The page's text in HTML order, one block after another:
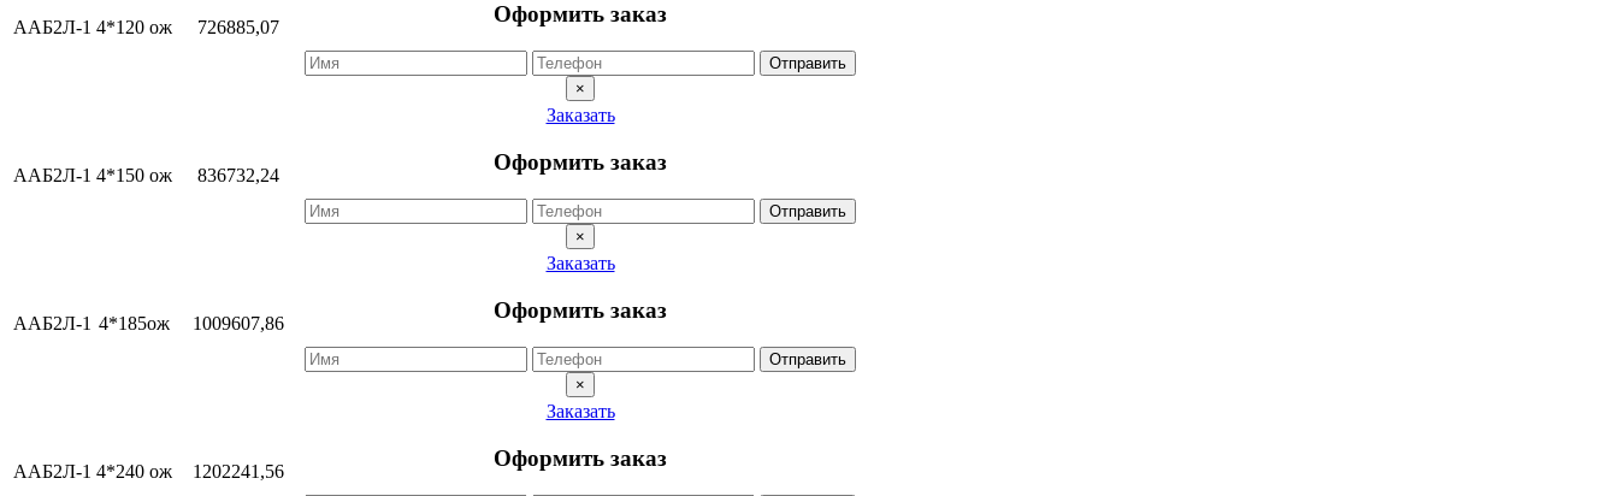
ААБ2Л-1 4*120 ож 726885,07
Оформить заказ
Отправить
×
ААБ2Л-1 4*150 ож 836732,24
Заказать
Оформить заказ
Отправить
×
ААБ2Л-1 4*185ож 1009607,86
Заказать
Оформить заказ
Отправить
×
ААБ2Л-1 4*240 ож 1202241,56
Заказать
Оформить заказ